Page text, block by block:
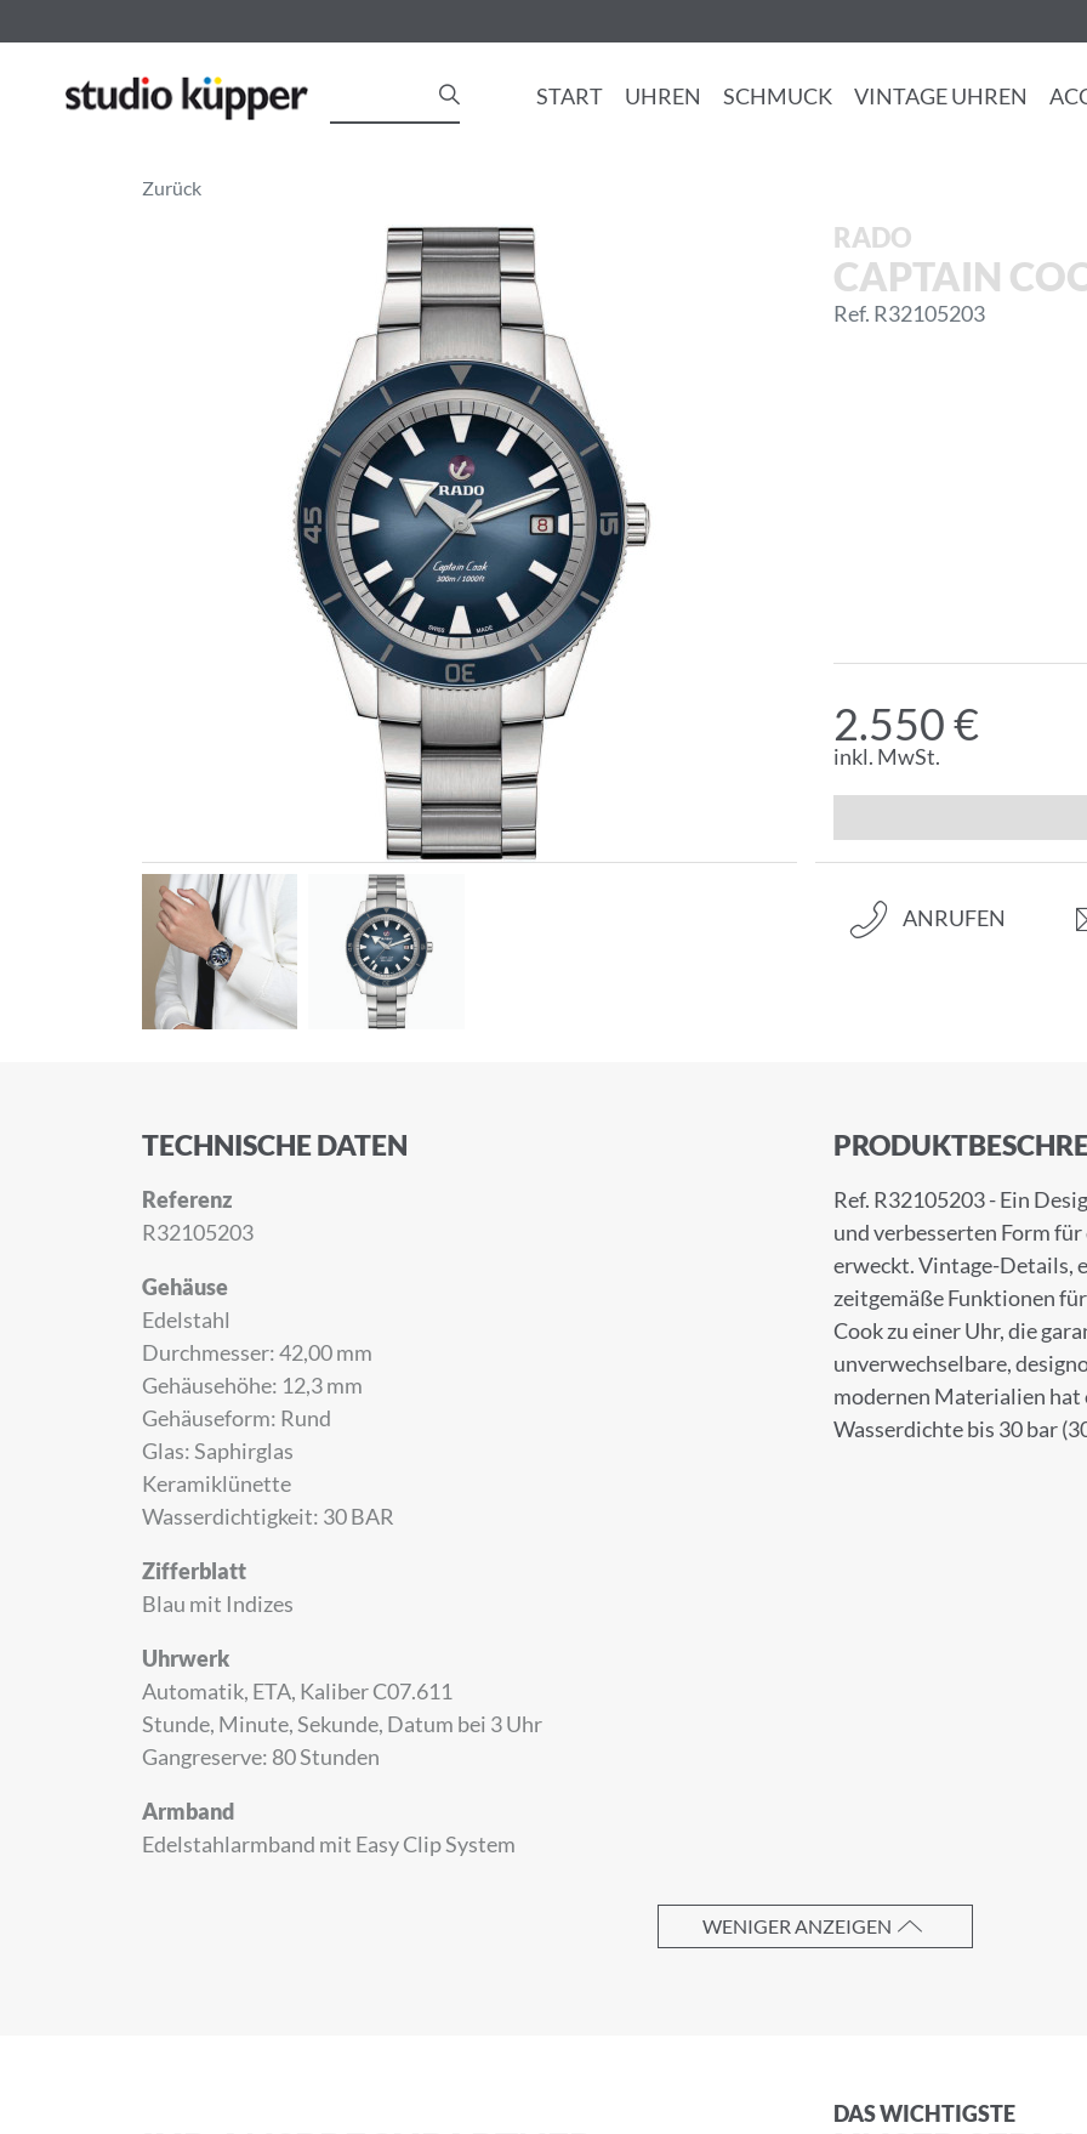
START UHREN SCHMUCK VINTAGE UHREN
Zurück
RADO
CAPTAIN
Ref. R32105203
2.550 €
inkl. MwSt.
ANRUFEN
TECHNISCHE DATEN
Referenz
R32105203
Gehäuse
Edelstahl
Durchmesser: 42,00 mm
Gehäusehöhe: 12,3 mm
Gehäuseform: Rund
Glas: Saphirglas
Keramiklünette
Wasserdichtigkeit: 30 BAR
Zifferblatt
Blau mit Indizes
Uhrwerk
Automatik, ETA, Kaliber C07.611
Stunde, Minute, Sekunde, Datum bei 3 Uhr
Gangreserve: 80 Stunden
Armband
Edelstahlarmband mit Easy Clip System
Ref. R32105203 - Ein
und verbesserten Form
erweckt. Vintage-Details,
zeitgemäße Funktionen
Cook zu einer Uhr, die
unverwechselbare,
modernen Materialien hat
Wasserdichte bis 30 bar
WENIGER ANZEIGEN
DAS WICHTIGSTE
Melden Sie sich zu unserem Newsletter an.
Nachname